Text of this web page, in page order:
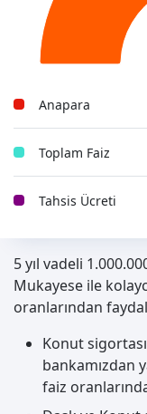
Anapara
Toplam Faiz
Tahsis Ücreti
5 yıl vadeli
Mukayese ile
oranlarından
Konut
bankamızdan
faiz